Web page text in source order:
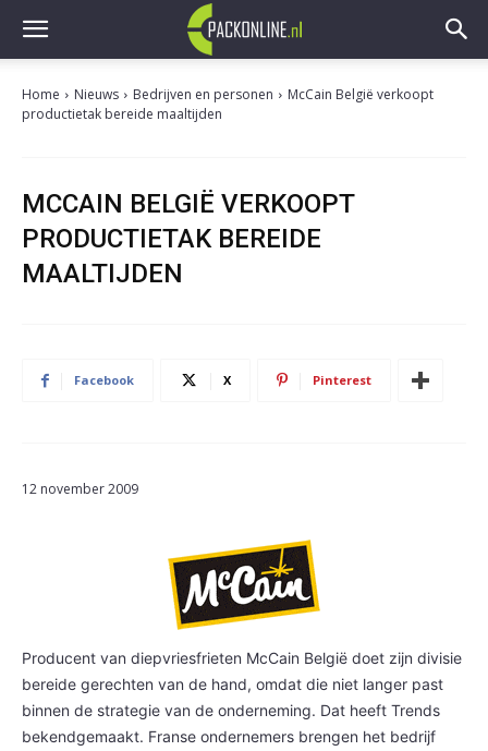
Home Nieuws Bedrijven en personen
McCain België verkoopt
productietak bereide maaltijden
MCCAIN BELGIË VERKOOPT
PRODUCTIETAK BEREIDE
MAALTIJDEN
Facebook X Pinterest
12 november 2009
Producent van diepvriesfrieten McCain België doet zijn divisie
bereide gerechten van de hand, omdat die niet langer past
binnen de strategie van de onderneming. Dat heeft Trends
bekendgemaakt. Franse ondernemers brengen het bedrijf